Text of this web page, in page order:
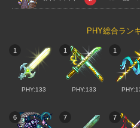
PHY総合ラン
1
PHY:133
1
PHY:133
1
6 7 7